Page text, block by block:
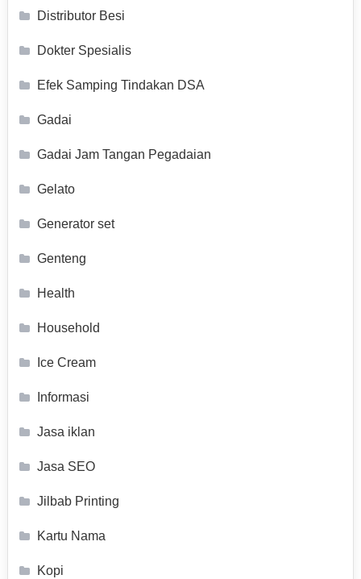
Distributor Besi
Dokter Spesialis
Efek Samping Tindakan DSA
Gadai
Gadai Jam Tangan Pegadaian
Gelato
Generator set
Genteng
Health
Household
Ice Cream
Informasi
Jasa iklan
Jasa SEO
Jilbab Printing
Kartu Nama
Kopi